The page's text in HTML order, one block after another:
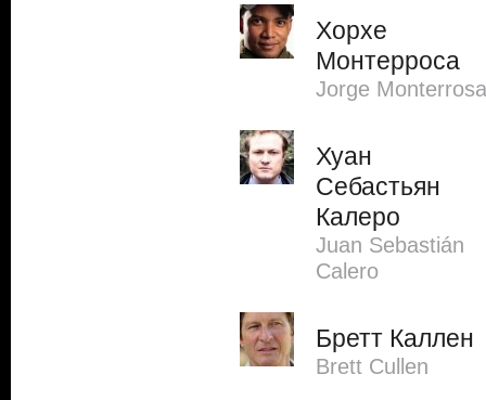
Хорхе
Монтерроса
Jorge Monterrosa
Хуан
Себастьян
Калеро
Juan Sebastián
Calero
Бретт Каллен
Brett Cullen